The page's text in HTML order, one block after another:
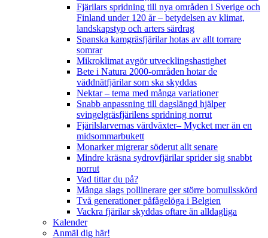
Fjärilars spridning till nya områden i Sverige och
Finland under 120 år– betydelsen av klimat,
landskapstyp och arters särdrag
Spanska kamgräsfjärilar hotas av allt torrare
somrar
Mikroklimat avgör utvecklingshastighet
Bete i Natura 2000-områden hotar de
väddnätfjärilar som ska skyddas
Nektar – tema med många variationer
Snabb anpassning till dagslängd hjälper
svingelgräsfjärilens spridning norrut
Fjärilslarvernas värdväxter– Mycket mer än en
midsommarbukett
Monarker migrerar söderut allt senare
Mindre kräsna sydrovfjärilar sprider sig snabbt
norrut
Vad tittar du på?
Många slags pollinerare ger större bomullsskörd
Två generationer påfågelöga i Belgien
Vackra fjärilar skyddas oftare än alldagliga
Kalender
Anmäl dig här!